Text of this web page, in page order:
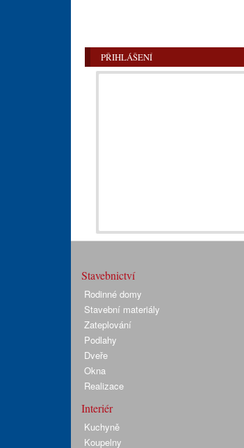
PŘIHLÁŠENÍ
Stavebnictví
Rodinné domy
Stavební materiály
Zateplování
Podlahy
Dveře
Okna
Realizace
Interiér
Kuchyně
Koupelny